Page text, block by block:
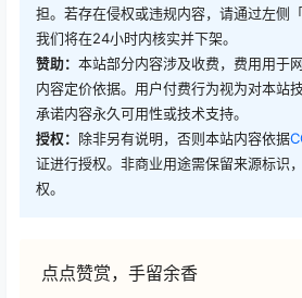
担。若存在侵权或违规内容，请通过左侧
我们将在24小时内核实并下架。
赞助： 本站部分内容涉及收费，费用用于
内容定价依据。用户付费行为视为对本站
承诺内容永久可用性或技术支持。
授权： 除非另有说明，否则本站内容依据
证进行授权。非商业用途需保留来源标识
权。
点点赞赏，手留余香